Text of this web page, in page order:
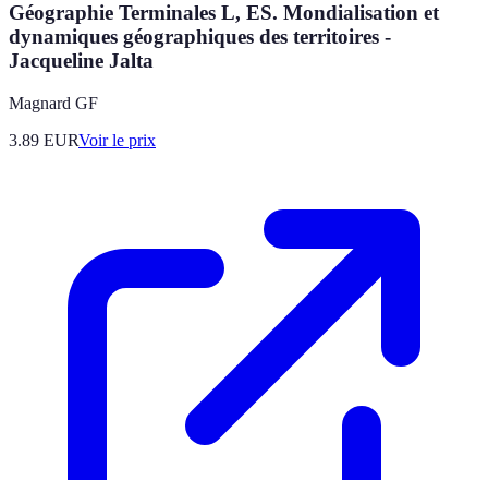
Géographie Terminales L, ES. Mondialisation et
dynamiques géographiques des territoires -
Jacqueline Jalta
Magnard GF
3.89 EURVoir le prix